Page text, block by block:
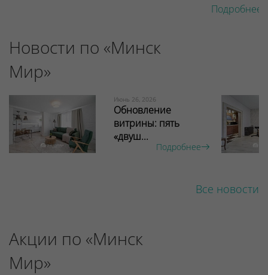
Подробнее
Новости по «Минск
Мир»
Июнь 26, 2026
Обновление
витрины: пять
«двуш...
Подробнее
Все новости
Акции по «Минск
Мир»